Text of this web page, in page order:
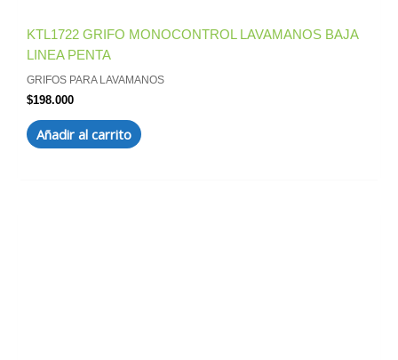
KTL1722 GRIFO MONOCONTROL LAVAMANOS BAJA
LINEA PENTA
GRIFOS PARA LAVAMANOS
$198.000
Añadir al carrito